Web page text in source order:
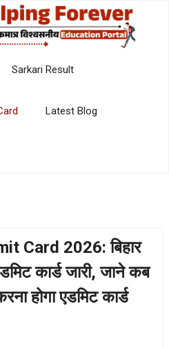
Sarkari Result
Latest Blog
Card 2026: बिहार
कार्ड जारी, जाने कब
होगा एडमिट कार्ड